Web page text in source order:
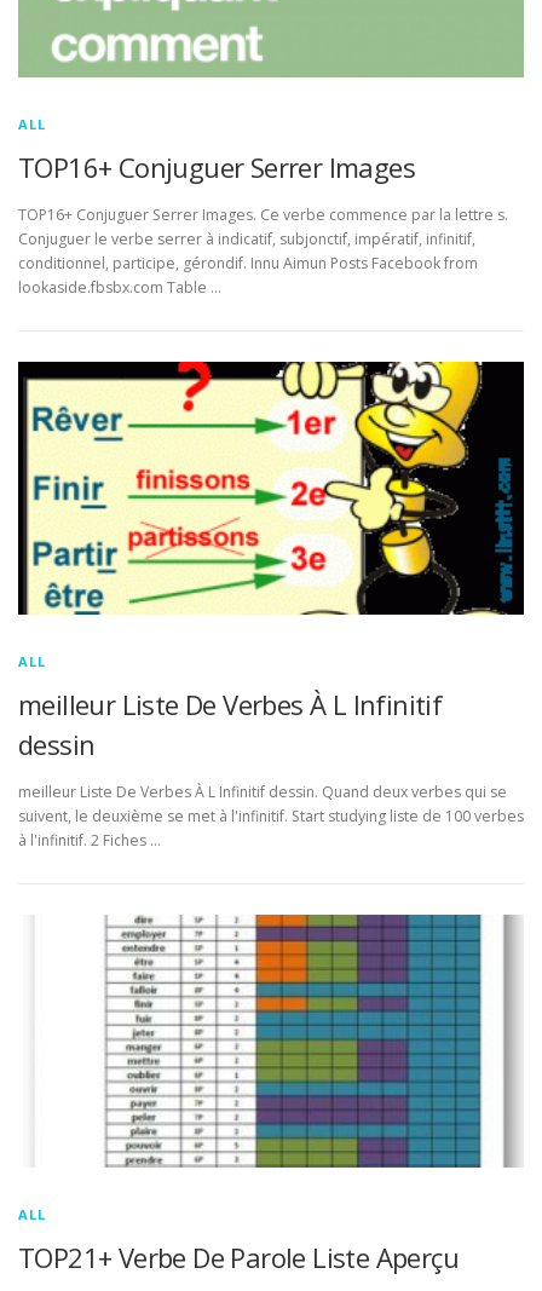
ALL
TOP16+ Conjuguer Serrer Images
TOP16+ Conjuguer Serrer Images. Ce verbe commence par la lettre s.
Conjuguer le verbe serrer à indicatif, subjonctif, impératif, infinitif,
conditionnel, participe, gérondif. Innu Aimun Posts Facebook from
lookaside.fbsbx.com Table …
ALL
meilleur Liste De Verbes À L Infinitif
dessin
meilleur Liste De Verbes À L Infinitif dessin. Quand deux verbes qui se
suivent, le deuxième se met à l'infinitif. Start studying liste de 100 verbes
à l'infinitif. 2 Fiches …
ALL
TOP21+ Verbe De Parole Liste Aperçu